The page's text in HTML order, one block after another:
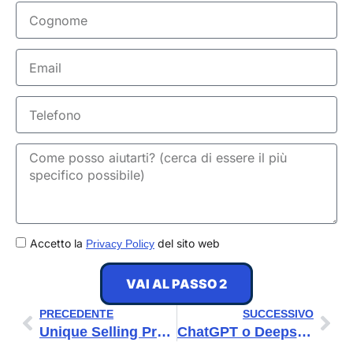
Cognome
Email
Telefono
GDPRAccetto la Privacy Policy del sito web
VAI AL PASSO 2
Precedente
PRECEDENTE
Unique Selling Proposition: cos’è e perché ne hai bisogno
SUCCESSIVO
ChatGPT o Deepseek: quale IA è migliore per il tuo business?